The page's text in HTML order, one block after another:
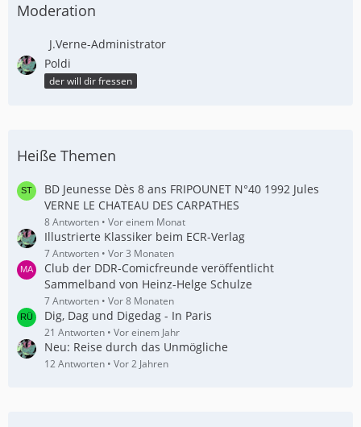
Moderation
J.Verne-Administrator
Poldi
der will dir fressen
Heiße Themen
BD Jeunesse Dès 8 ans FRIPOUNET N°40 1992 Jules
VERNE LE CHATEAU DES CARPATHES
8 Antworten Vor einem Monat
Illustrierte Klassiker beim ECR-Verlag
7 Antworten Vor 3 Monaten
Club der DDR-Comicfreunde veröffentlicht
Sammelband von Heinz-Helge Schulze
7 Antworten Vor 8 Monaten
Dig, Dag und Digedag - In Paris
21 Antworten Vor einem Jahr
Neu: Reise durch das Unmögliche
12 Antworten Vor 2 Jahren